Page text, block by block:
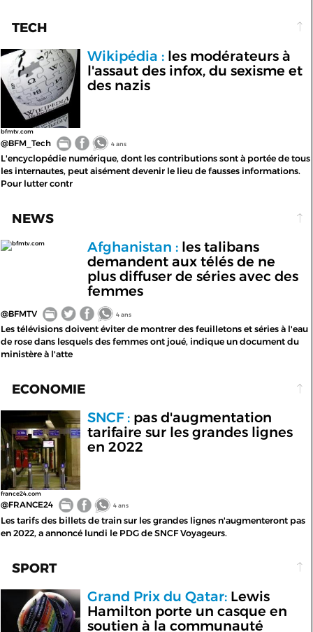
TECH
bfmtv.com
Wikipédia :les modérateurs à
l'assaut des infox, du sexisme et
des nazis
@BFM_Tech 4 ans
L'encyclopédie numérique, dont les contributions sont à portée de tous
les internautes, peut aisément devenir le lieu de fausses informations.
Pour lutter contr
NEWS
bfmtv.com Afghanistan :les talibans
demandent aux télés de ne
plus diffuser de séries avec des
femmes
@BFMTV 4 ans
Les télévisions doivent éviter de montrer des feuilletons et séries à l'eau
de rose dans lesquels des femmes ont joué, indique un document du
ministère à l'atte
ECONOMIE
france24.com
SNCF :pas d'augmentation
tarifaire sur les grandes lignes
en 2022
@FRANCE24 4 ans
Les tarifs des billets de train sur les grandes lignes n'augmenteront pas
en 2022, a annoncé lundi le PDG de SNCF Voyageurs.
SPORT
Grand Prix du Qatar:Lewis
Hamilton porte un casque en
soutien à la communauté